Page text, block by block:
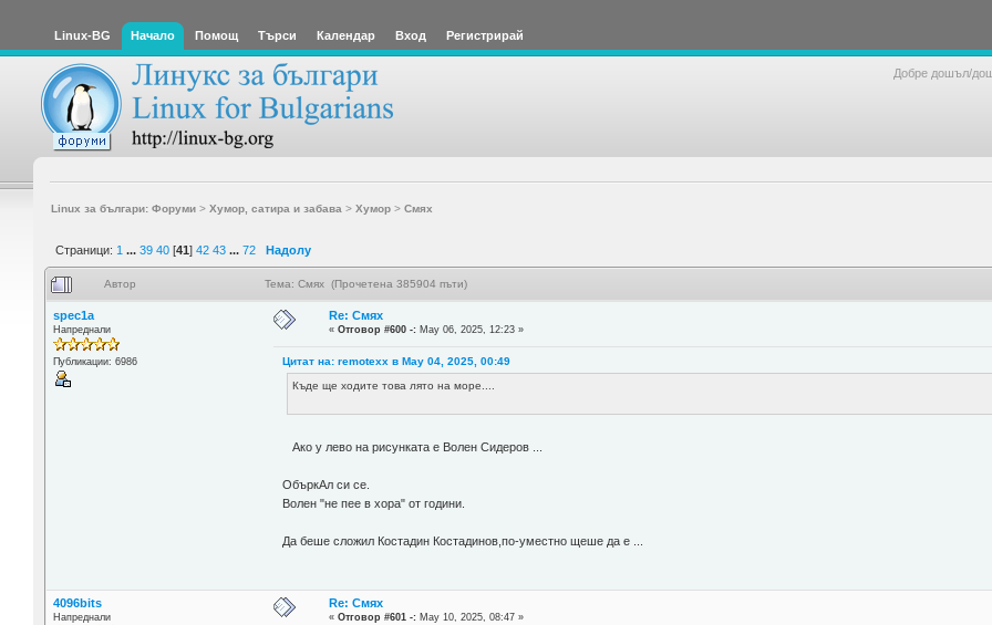
Linux-BG Начало Помощ Търси Календар Вход Регистрирай
Добре дошъл/
Linux за българи: Форуми> Хумор, сатира и забава > Хумор> Смях
Страници: 1 ... 39 40 [41] 42 43 ... 72 Надолу
Автор Тема: Смях (Прочетена 385904 пъти)
spec1a
Напреднали
Публикации: 6986
Re: Смях
«Отговор #600 -: May 06, 2025, 12:23 »
Цитат на: remotexx в May 04, 2025, 00:49
Къде ще ходите това лято на море....
Ако у лево на рисунката е Волен Сидеров ...
ОбъркАл си се.
Волен "не пее в хора" от години.
Да беше сложил Костадин Костадинов,по-уместно щеше да е ...
4096bits
Напреднали
Re: Смях
«Отговор #601 -: May 10, 2025, 08:47 »